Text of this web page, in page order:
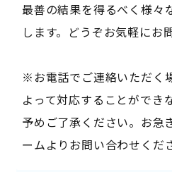
最善の結果を得るべく様々
します。どうぞお気軽にお
※お電話でご連絡いただく
よって対応することができ
予めご了承ください。お急
ームよりお問い合わせくだ